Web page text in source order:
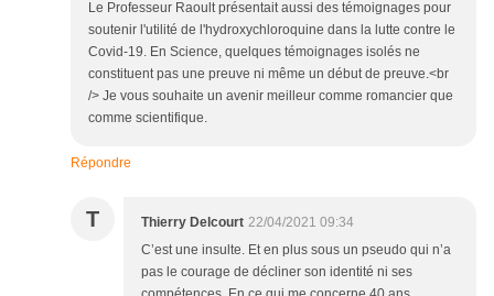
Le Professeur Raoult présentait aussi des témoignages pour
soutenir l'utilité de l'hydroxychloroquine dans la lutte contre le
Covid-19. En Science, quelques témoignages isolés ne
constituent pas une preuve ni même un début de preuve.<br
/> Je vous souhaite un avenir meilleur comme romancier que
comme scientifique.
Répondre
T Thierry Delcourt 22/04/2021 09:34
C’est une insulte. Et en plus sous un pseudo qui n’a
pas le courage de décliner son identité ni ses